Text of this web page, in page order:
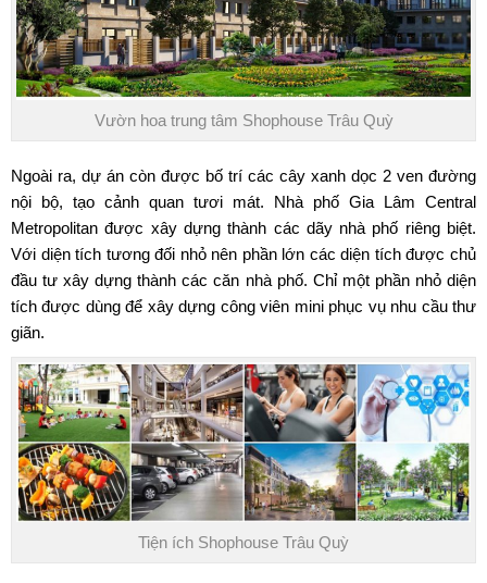
Vườn hoa trung tâm Shophouse Trâu Quỳ
Ngoài ra, dự án còn được bố trí các cây xanh dọc 2 ven đường
nội bộ, tạo cảnh quan tươi mát. Nhà phố Gia Lâm Central
Metropolitan được xây dựng thành các dãy nhà phố riêng biệt.
Với diện tích tương đối nhỏ nên phần lớn các diện tích được chủ
đầu tư xây dựng thành các căn nhà phố. Chỉ một phần nhỏ diện
tích được dùng để xây dựng công viên mini phục vụ nhu cầu thư
giãn.
Tiện ích Shophouse Trâu Quỳ